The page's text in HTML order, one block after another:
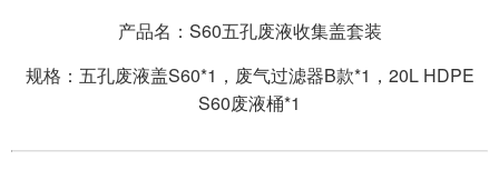
产品名：S60五孔废液收集盖套装
规格：五孔废液盖S60*1，废气过滤器B款*1，20L HDPE
S60废液桶*1